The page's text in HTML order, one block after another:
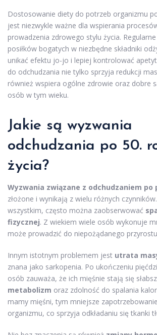
Dostosowanie diety do potrzeb organizmu
jest niezwykle ważne dla wspierania
prowadzenia zdrowego stylu życia.
posiłków bogatych w niezbędne składniki
unikać efektu jo-jo i lepiej kontrolować
do odchudzania nie tylko sprzyja redukcji
również wspiera ogólne zdrowie oraz dobre
osób w tym wieku.
Jakie są wyzwania
odchudzania po 50.
życia?
Wyzwania związane z odchudzaniem po
złożone i wynikają z wielu różnych
wszystkim, często można zaobserwować
fizycznej. Z wiekiem wiele osób wykonuje
może prowadzić do niepożądanego
Innym istotnym problemem jest utrata
znana jako sarkopenia. Po ukończeniu
osób zauważa, że ich mięśnie stają się
metabolizm oraz zdolność do spalania
mamy mięśni, tym mniejsze
organizmu, co sprzyja odkładaniu się tkanki